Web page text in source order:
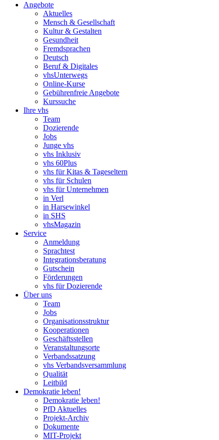
Angebote
Aktuelles
Mensch & Gesellschaft
Kultur & Gestalten
Gesundheit
Fremdsprachen
Deutsch
Beruf & Digitales
vhsUnterwegs
Online-Kurse
Gebührenfreie Angebote
Kurssuche
Ihre vhs
Team
Dozierende
Jobs
Junge vhs
vhs Inklusiv
vhs 60Plus
vhs für Kitas & Tageseltern
vhs für Schulen
vhs für Unternehmen
in Verl
in Harsewinkel
in SHS
vhsMagazin
Service
Anmeldung
Sprachtest
Integrationsberatung
Gutschein
Förderungen
vhs für Dozierende
Über uns
Team
Jobs
Organisationsstruktur
Kooperationen
Geschäftsstellen
Veranstaltungsorte
Verbandssatzung
vhs Verbandsversammlung
Qualität
Leitbild
Demokratie leben!
Demokratie leben!
PfD Aktuelles
Projekt-Archiv
Dokumente
MIT-Projekt